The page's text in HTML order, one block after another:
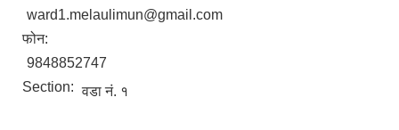
ward1.melaulimun@gmail.com
फोन:
9848852747
Section: वडा नं. १